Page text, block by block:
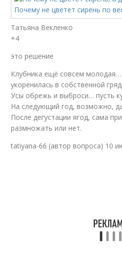
Татьяна Векленко
+4
это решение
Клубника ещё совсем молодая…
укоренилась в собственной
Усы обрежь и выброси… пусть
На следующий год, возможно,
После дегустации ягод, сама
размножать или нет.
tatiyana-66 (автор вопроса) 10